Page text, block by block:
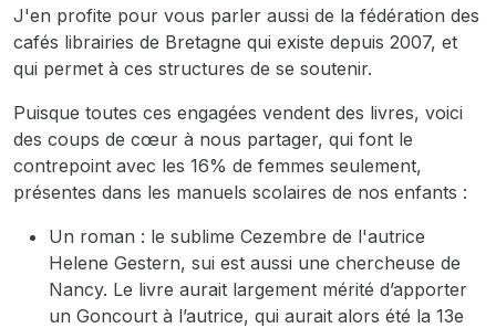
J'en profite pour vous parler aussi de la fédération des
cafés librairies de Bretagne qui existe depuis 2007, et
qui permet à ces structures de se soutenir.
Puisque toutes ces engagées vendent des livres, voici
des coups de cœur à nous partager, qui font le
contrepoint avec les 16% de femmes seulement,
présentes dans les manuels scolaires de nos enfants :
Un roman : le sublime Cezembre de l'autrice
Helene Gestern, sui est aussi une chercheuse de
Nancy. Le livre aurait largement mérité d’apporter
un Goncourt à l’autrice, qui aurait alors été la 13e